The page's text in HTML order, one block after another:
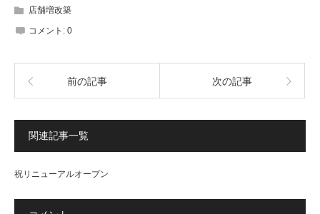
店舗増改築
コメント: 0
前の記事 次の記事
関連記事一覧
祝リニューアルオープン